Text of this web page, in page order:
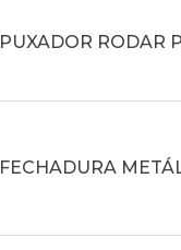
PUXADOR RODAR
FECHADURA